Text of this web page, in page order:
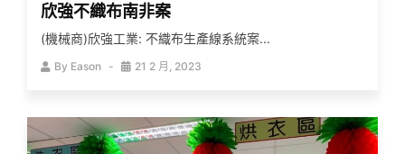
欣強不織布南非案
(機械商)欣強工業: 不織布生產線系統案...
By Eason 21 2 月, 2023